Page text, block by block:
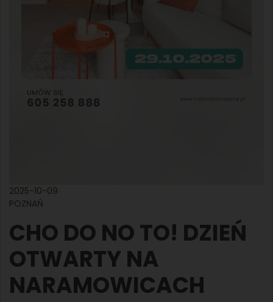
2025-10-09
POZNAŃ
CHO DO NO TO! DZIEŃ
OTWARTY NA
NARAMOWICACH